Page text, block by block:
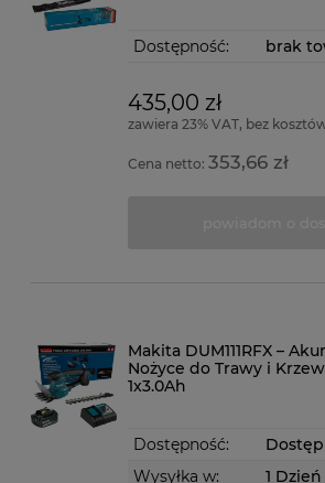
Dostępność: brak
435,00 zł
zawiera 23% VAT, bez
Cena netto:353,66 zł
Makita DUM111RFX –
Nożyce do Trawy i
1x3.0Ah
Dostępność:
Wysyłka w:
1 Dzień